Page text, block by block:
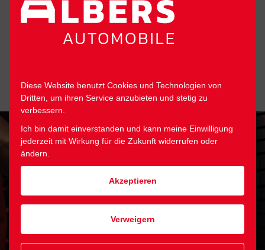
ANRUFEN
Diese Website benutzt Cookies und Technologien von
Dritten, um ihren Service anzubieten und stetig zu
verbessern.
Ich bin damit einverstanden und kann meine Einwilligung
jederzeit mit Wirkung für die Zukunft widerrufen oder
ändern.
Akzeptieren
Verweigern